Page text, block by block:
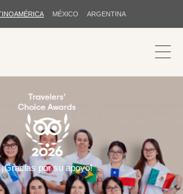
MÉXICO ARGENTINA
¡Gracias por su apoyo!